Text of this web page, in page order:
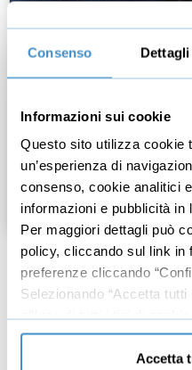
Consenso Dettagli
Informazioni sui cookie
Questo sito utilizza cookie
un’esperienza di
consenso, cookie analitici
informazioni e pubblicità in
Per maggiori dettagli può
policy, cliccando sul link in
preferenze cliccando
Selezionando “Accetta
all’uso di tutti i tipi di
consenso cliccando su
saranno attivati i soliAccetta
Come far crescere la
mentalità vincente in
Giorgio Chiellini
Juventus FC- Ex Capitano
3
€147,00+IVA
Tra i nostri autori,